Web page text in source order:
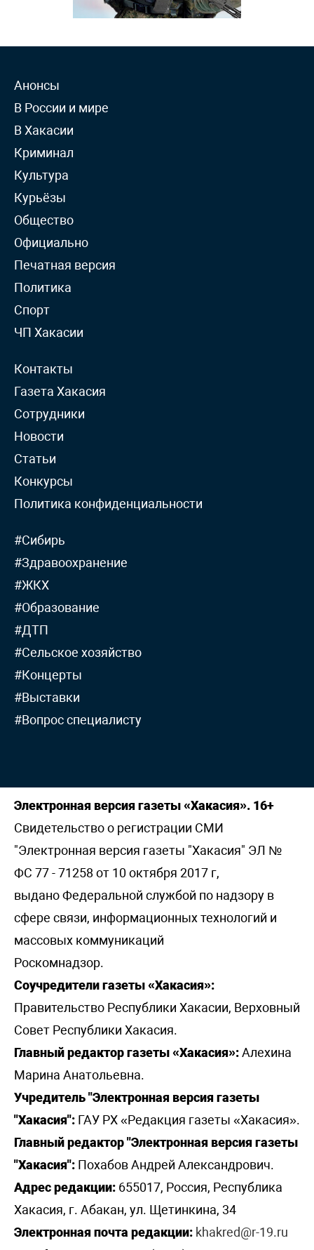
Анонсы
В России и мире
В Хакасии
Криминал
Культура
Курьёзы
Общество
Официально
Печатная версия
Политика
Спорт
ЧП Хакасии
Контакты
Газета Хакасия
Сотрудники
Новости
Статьи
Конкурсы
Политика конфиденциальности
#Сибирь
#Здравоохранение
#ЖКХ
#Образование
#ДТП
#Сельское хозяйство
#Концерты
#Выставки
#Вопрос специалисту
Электронная версия газеты «Хакасия». 16+
Свидетельство о регистрации СМИ
"Электронная версия газеты "Хакасия" ЭЛ №
ФС 77 - 71258 от 10 октября 2017 г,
выдано Федеральной службой по надзору в
сфере связи, информационных технологий и
массовых коммуникаций
Роскомнадзор.
Соучредители газеты «Хакасия»:
Правительство Республики Хакасии, Верховный
Совет Республики Хакасия.
Главный редактор газеты «Хакасия»:Алехина
Марина Анатольевна.
Учредитель "Электронная версия газеты
"Хакасия": ГАУ РХ «Редакция газеты «Хакасия».
Главный редактор "Электронная версия газеты
"Хакасия": Похабов Андрей Александрович.
Адрес редакции: 655017, Россия, Республика
Хакасия, г. Абакан, ул. Щетинкина, 34
Электронная почта редакции: khakred@r-19.ru